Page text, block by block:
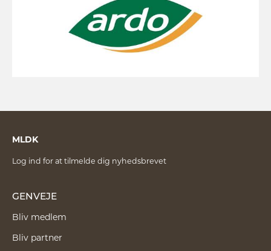
MLDK
Log ind for at tilmelde dig nyhedsbrevet
GENVEJE
Bliv medlem
Bliv partner